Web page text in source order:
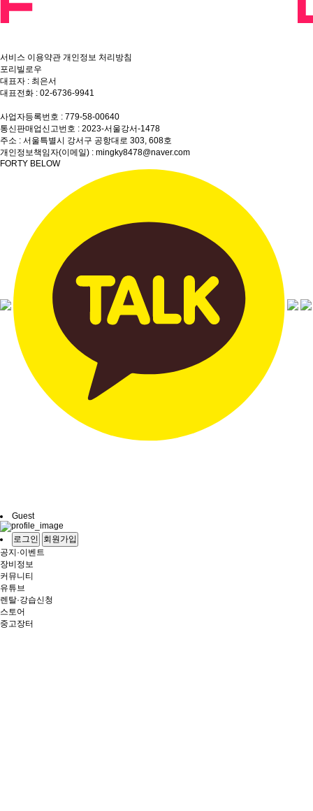
서비스 이용약관 개인정보 처리방침
포리빌로우
대표자 : 최은서
대표전화 : 02-6736-9941
사업자등록번호 : 779-58-00640
통신판매업신고번호 : 2023-서울강서-1478
주소 : 서울특별시 강서구 공항대로 303, 608호
개인정보책임자(이메일) : mingky8478@naver.com
FORTY BELOW
Guest
로그인
회원가입
공지·이벤트
장비정보
커뮤니티
유튜브
렌탈·강습신청
스토어
중고장터